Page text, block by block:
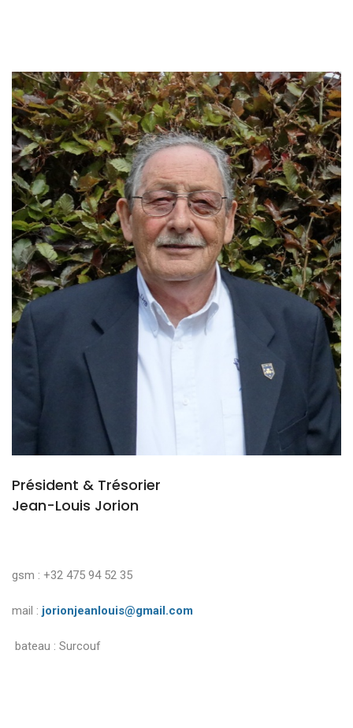
Président & Trésorier
Jean-Louis Jorion
gsm : +32 475 94 52 35
mail : jorionjeanlouis@gmail.com
bateau : Surcouf